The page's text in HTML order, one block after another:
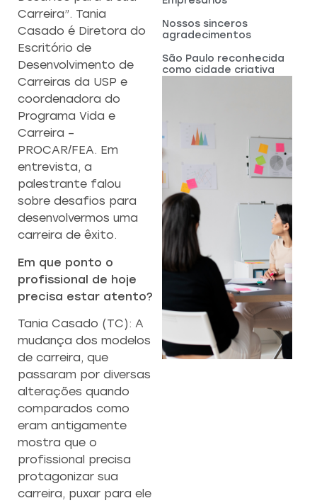
Carreira”. Tania
Casado é Diretora do
Escritório de
Desenvolvimento de
Carreiras da USP e
coordenadora do
Programa Vida e
Carreira –
PROCAR/FEA. Em
entrevista, a
palestrante falou
sobre desafios para
desenvolvermos uma
carreira de êxito.
Em que ponto o
profissional de hoje
precisa estar atento?
Tania Casado (TC): A
mudança dos modelos
de carreira, que
passaram por diversas
alterações quando
comparados como
eram antigamente
mostra que o
profissional precisa
protagonizar sua
carreira, puxar para ele
Nossos sinceros
agradecimentos
São Paulo reconhecida
como cidade criativa